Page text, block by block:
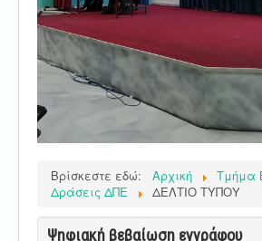
Βρίσκεστε εδώ: Αρχική Τμήμα
Δράσεις ΔΠΕ
ΔΕΛΤΙΟ ΤΥΠΟΥ
Ψηφιακή βεβαίωση εγγράφου